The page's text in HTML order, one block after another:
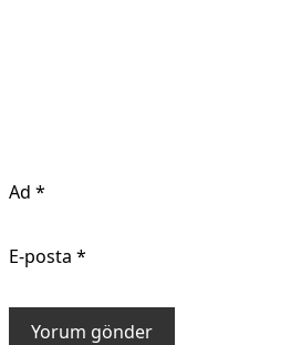
Ad *
E-posta *